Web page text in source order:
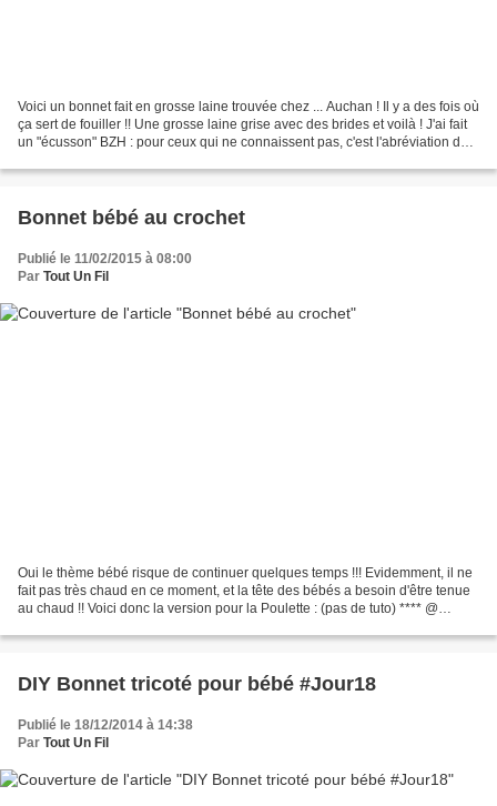
Voici un bonnet fait en grosse laine trouvée chez ... Auchan ! Il y a des fois où
ça sert de fouiller !! Une grosse laine grise avec des brides et voilà ! J'ai fait
un "écusson" BZH : pour ceux qui ne connaissent pas, c'est l'abréviation de
Bonnet bébé au crochet
Publié le 11/02/2015 à 08:00
Par Tout Un Fil
Oui le thème bébé risque de continuer quelques temps !!! Evidemment, il ne
fait pas très chaud en ce moment, et la tête des bébés a besoin d'être tenue
au chaud !! Voici donc la version pour la Poulette : (pas de tuto) **** @
DIY Bonnet tricoté pour bébé #Jour18
Publié le 18/12/2014 à 14:38
Par Tout Un Fil